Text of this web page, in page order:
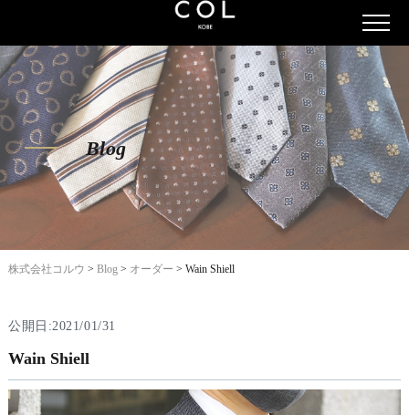
Blog
株式会社コルウ > Blog> オーダー > Wain Shiell
公開日:2021/01/31
Wain Shiell